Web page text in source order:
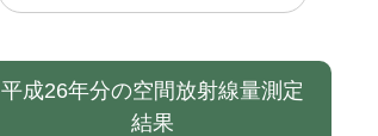
平成26年分の空間放射線量測定
結果